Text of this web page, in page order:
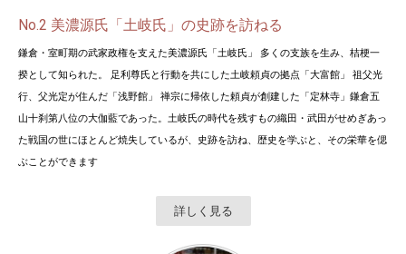
No.2 美濃源氏「土岐氏」の史跡を訪ねる
鎌倉・室町期の武家政権を支えた美濃源氏「土岐氏」 多くの支族を生み、桔梗一
揆として知られた。 足利尊氏と行動を共にした土岐頼貞の拠点「大富館」 祖父光
行、父光定が住んだ「浅野館」 禅宗に帰依した頼貞が創建した「定林寺」鎌倉五
山十刹第八位の大伽藍であった。土岐氏の時代を残すもの織田・武田がせめぎあっ
た戦国の世にほとんど焼失しているが、史跡を訪ね、歴史を学ぶと、その栄華を偲
ぶことができます
詳しく見る